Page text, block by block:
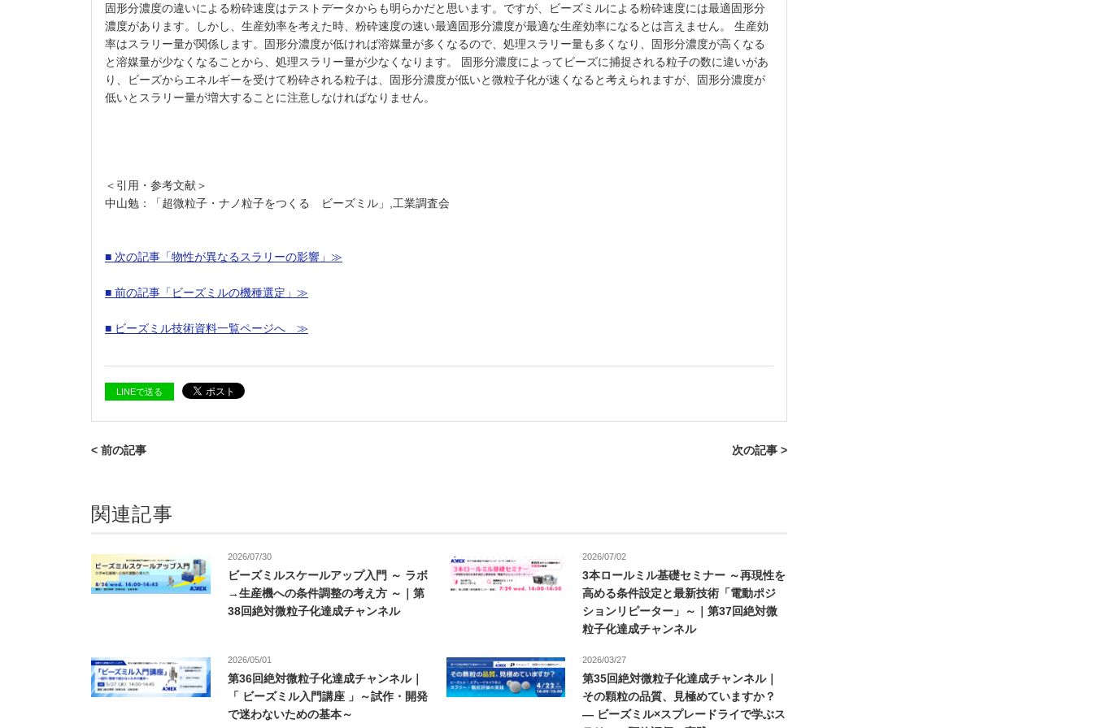
固形分濃度の違いによる粉砕速度はテストデータからも明らかだと思います。ですが、ビーズミルによる粉砕速度には最適固形分
濃度があります。しかし、生産効率を考えた時、粉砕速度の速い最適固形分濃度が最適な生産効率になるとは言えません。 生産効
率はスラリー量が関係します。固形分濃度が低ければ溶媒量が多くなるので、処理スラリー量も多くなり、固形分濃度が高くなる
と溶媒量が少なくなることから、処理スラリー量が少なくなります。 固形分濃度によってビーズに捕捉される粒子の数に違いがあ
り、ビーズからエネルギーを受けて粉砕される粒子は、固形分濃度が低いと微粒子化が速くなると考えられますが、固形分濃度が
低いとスラリー量が増大することに注意しなければなりません。
＜引用・参考文献＞
中山勉：「超微粒子・ナノ粒子をつくる ビーズミル」,工業調査会
■ 次の記事「物性が異なるスラリーの影響」≫
■ 前の記事「ビーズミルの機種選定」≫
■ ビーズミル技術資料一覧ページへ ≫
LINEで送る
< 前の記事 次の記事 >
関連記事
2026/07/30
ビーズミルスケールアップ入門 ～ ラボ
→生産機への条件調整の考え方 ～｜第
38回絶対微粒子化達成チャンネル
2026/07/02
3本ロールミル基礎セミナー ～再現性を
高める条件設定と最新技術「電動ポジ
ションリピーター」～｜第37回絶対微
粒子化達成チャンネル
2026/05/01
第36回絶対微粒子化達成チャンネル｜
「 ビーズミル入門講座 」～試作・開発
で迷わないための基本～
2026/03/27
第35回絶対微粒子化達成チャンネル｜
その顆粒の品質、見極めていますか？
― ビーズミル×スプレードライで学ぶス